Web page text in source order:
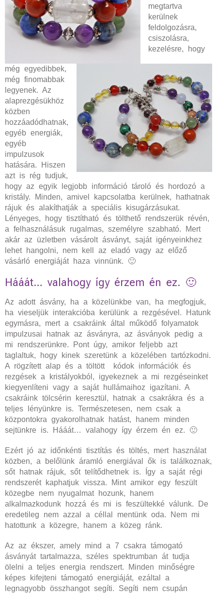
megtartva
kerülnek
feldolgozásra,
csiszolásra,
kezelésre, hogy
még egyedibbek,
még finomabbak
legyenek. Az
alaprezgésükhöz
közben
hozzáadódhatnak,
egyéb energiák,
egyéb
impulzusok
hatására. Hiszen
azt is rég tudjuk,
hogy az egyik legjobb információ tároló és hordozó a
kristály. Minden, amivel kapcsolatba kerülnek, hathatnak
rájuk és alakíthatják a speciális kisugárzásukat.
Lényeges, hogy tisztítható és tölthető rendszerük révén,
a felhasználásuk rugalmas, személyre szabható. Mert
akár az üzletben vásárolt ásványt, saját igényeinkhez
lehet hangolni, nem kell az eladó vagy az előző
vásárló energiáját haza vinnünk. 🙂
Hááát… valahogy így érzem én ez. 🙂
Az adott ásvány, ha a közelünkbe van, ha megfogjuk,
ha vieseljük interakcióba kerülünk a rezgésével. Hatunk
egymásra, mert a csakráink által működő folyamatok
impulzusai hatnak az ásványra, az ásványok pedig a
mi rendszerünkre. Pont úgy, amikor feljebb azt
taglaltuk, hogy kinek szeretünk a közelében tartózkodni.
A rögzített alap és a töltött kódok információk és
rezgések a kristályokból, igyekeznek a mi rezgéseinket
kiegyenlíteni vagy a saját hullámaihoz igazítani. A
csakráink tölcsérin keresztül, hatnak a csakrákra és a
teljes lényünkre is. Természetesen, nem csak a
központokra gyakorolhatnak hatást, hanem minden
sejtünkre is. Hááát… valahogy így érzem én ez. 🙂
Ezért jó az időnkénti tisztítás és töltés, mert használat
közben, a belőlünk áramló energiával ők is találkoznak,
sőt hatnak rájuk, sőt telítődhetnek is. Így a saját régi
rendszerét kaphatjuk vissza. Mint amikor egy feszült
közegbe nem nyugalmat hozunk, hanem
alkalmazkodunk hozzá és mi is feszültekké válunk. De
eredetileg nem azzal a céllal mentünk oda. Nem mi
hatottunk a közegre, hanem a közeg ránk.
Az az ékszer, amely mind a 7 csakra támogató
ásványát tartalmazza, széles spektrumban át tudja
ölelni a teljes energia rendszert. Minden minőségre
képes kifejteni támogató energiáját, ezáltal a
legnagyobb összhangot segíti. Segíti nem csupán